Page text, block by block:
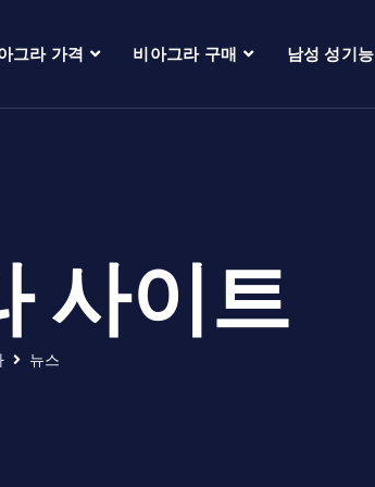
그라 가격 비아그라 구매 남성 성기능
사이트
뉴스